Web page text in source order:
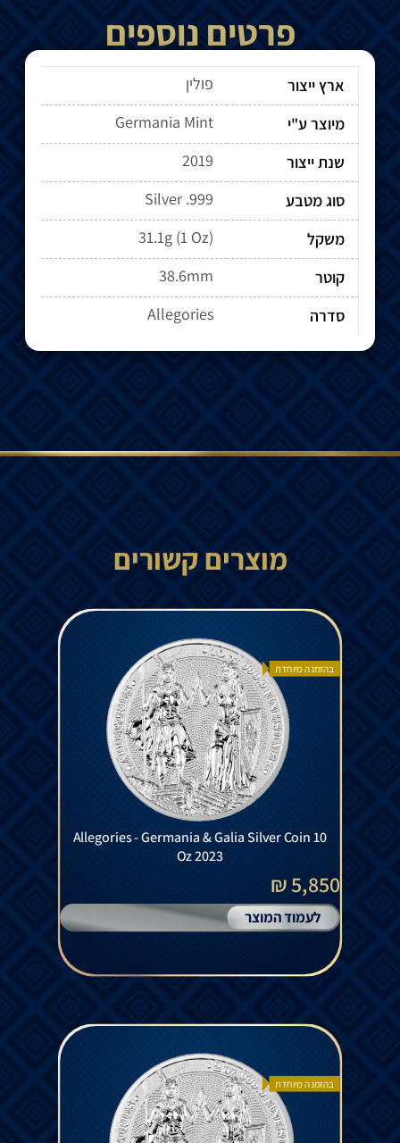
פרטים נוספים
ארץ ייצור
פולין
מיוצר ע"י
Germania Mint
שנת ייצור
2019
סוג מטבע
Silver .999
משקל
31.1g (1 Oz)
קוטר
38.6mm
סדרה
Allegories
מוצרים קשורים
בהזמנה מיוחדת
Allegories - Germania & Galia Silver Coin 10
Oz 2023
5,850 ₪
לעמוד המוצר
בהזמנה מיוחדת